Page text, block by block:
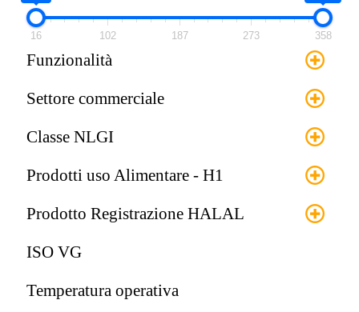
16 102 187 273 358
Funzionalità
Settore commerciale
Classe NLGI
Prodotti uso Alimentare - H1
Prodotto Registrazione HALAL
ISO VG
Temperatura operativa